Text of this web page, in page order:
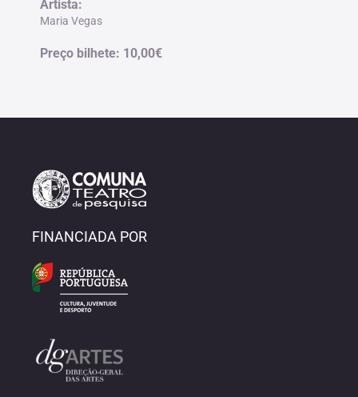
Artista:
Maria Vegas
Preço bilhete: 10,00€
FINANCIADA POR